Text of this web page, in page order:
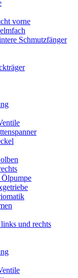
vorne
Schmutzfänger
und rechts